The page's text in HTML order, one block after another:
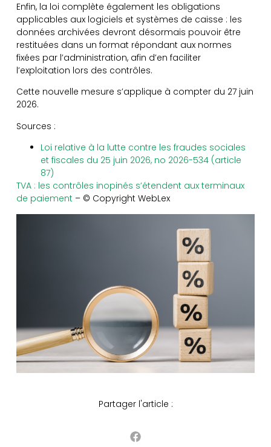
Enfin, la loi complète également les obligations
applicables aux logiciels et systèmes de caisse : les
données archivées devront désormais pouvoir être
restituées dans un format répondant aux normes
fixées par l’administration, afin d’en faciliter
l’exploitation lors des contrôles.
Cette nouvelle mesure s’applique à compter du 27 juin
2026.
Sources :
Loi relative à la lutte contre les fraudes sociales
et fiscales du 25 juin 2026, no 2026-534 (article
87)
TVA : les contrôles inopinés s’étendent aux terminaux
de paiement – © Copyright WebLex
Partager l'article :